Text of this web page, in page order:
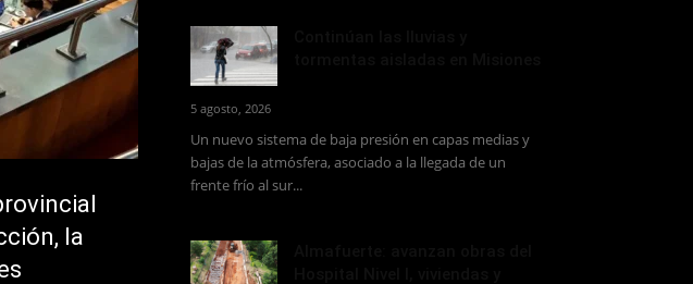
la
5 agosto, 2026
Un nuevo sistema de baja presión en capas medias y
bajas de la atmósfera, asociado a la llegada de un
frente frío al sur...